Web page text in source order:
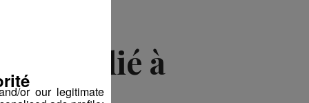
dédié à
or our legitimate